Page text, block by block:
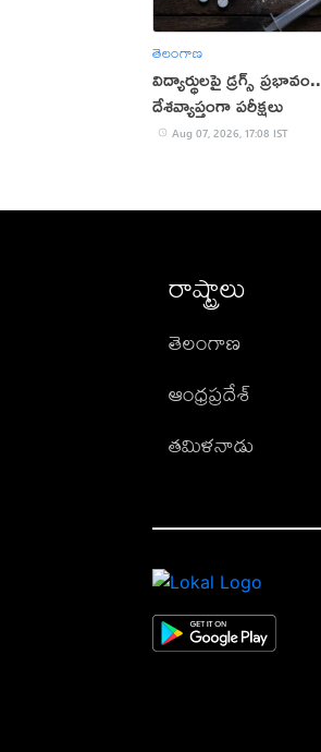
తెలంగాణ
విద్యార్థులపై డ్రగ్స్ ప్రభావం..
దేశవ్యాప్తంగా పరీక్షలు
Aug 07, 2026, 17:08 IST
రాష్ట్రాలు
తెలంగాణ
ఆంధ్రప్రదేశ్
తమిళనాడు